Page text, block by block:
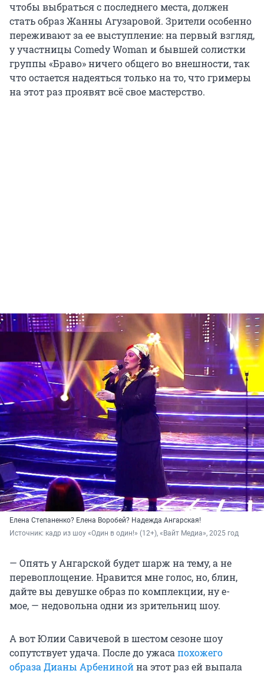
чтобы выбраться с последнего места, должен
стать образ Жанны Агузаровой. Зрители особенно
переживают за ее выступление: на первый взгляд,
у участницы Comedy Woman и бывшей солистки
группы «Браво» ничего общего во внешности, так
что остается надеяться только на то, что гримеры
на этот раз проявят всё свое мастерство.
Елена Степаненко? Елена Воробей? Надежда Ангарская!
Источник: кадр из шоу «Один в один!» (12+), «Вайт Медиа», 2025 год
— Опять у Ангарской будет шарж на тему, а не
перевоплощение. Нравится мне голос, но, блин,
дайте вы девушке образ по комплекции, ну е-
мое, — недовольна одни из зрительниц шоу.
А вот Юлии Савичевой в шестом сезоне шоу
сопутствует удача. После до ужасапохожего
образа Дианы Арбенинойна этот раз ей выпала